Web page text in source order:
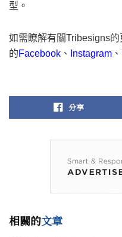
型。
如需瞭解有關Tribesigns
的Facebook 、 Instagram 、
分享
相關的文章